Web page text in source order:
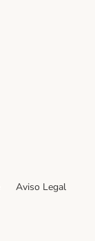
Aviso Legal